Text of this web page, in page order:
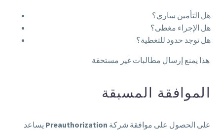
هل التأمين ساري؟
هل الإجراء مغطى؟
هل توجد حدود للتغطية؟
هذا يمنع إرسال مطالبات غير مستحقة.
الموافقة المسبقة
Preauthorization